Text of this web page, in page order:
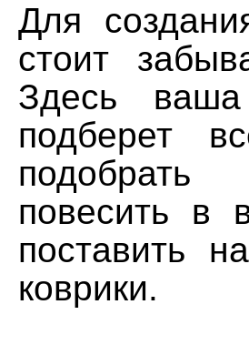
Для
стоит
Здесь
подберет
повесить в
поставить
коврики.